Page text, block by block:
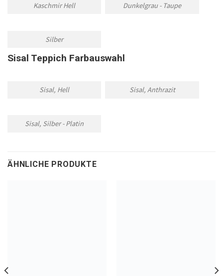
Kaschmir Hell Dunkelgrau - Taupe
Silber
Sisal Teppich Farbauswahl
Sisal, Hell Sisal, Anthrazit
Sisal, Silber - Platin
ÄHNLICHE PRODUKTE